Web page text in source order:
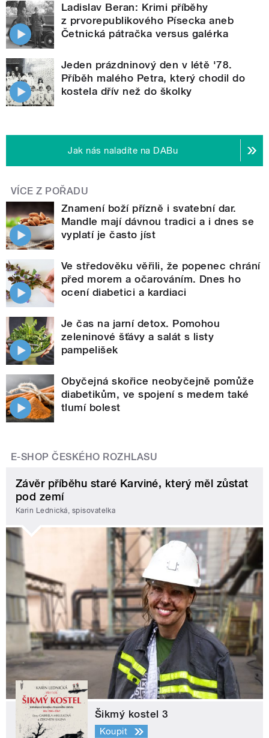
Ladislav Beran: Krimi příběhy
z prvorepublikového Písecka aneb
Četnická pátračka versus galérka
Jeden prázdninový den v létě '78.
Příběh malého Petra, který chodil do
kostela dřív než do školky
Jak nás naladíte na DABu
VÍCE Z POŘADU
Znamení boží přízně i svatební dar.
Mandle mají dávnou tradici a i dnes se
vyplatí je často jíst
Ve středověku věřili, že popenec chrání
před morem a očarováním. Dnes ho
ocení diabetici a kardiaci
Je čas na jarní detox. Pomohou
zeleninové šťávy a salát s listy
pampelišek
Obyčejná skořice neobyčejně pomůže
diabetikům, ve spojení s medem také
tlumí bolest
E-SHOP ČESKÉHO ROZHLASU
Závěr příběhu staré Karviné, který měl zůstat
pod zemí
Karin Lednická, spisovatelka
Šikmý kostel 3
Koupit